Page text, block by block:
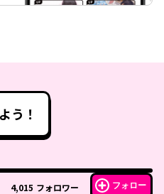
う！
4,015 フォロワー フォロー